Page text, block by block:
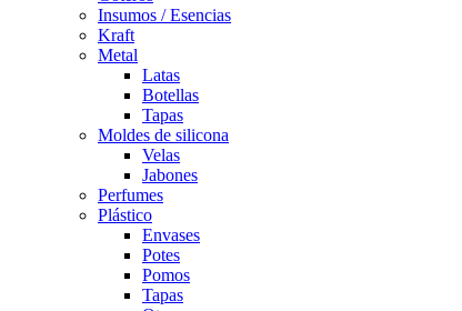
Insumos / Esencias
Kraft
Metal
Latas
Botellas
Tapas
Moldes de silicona
Velas
Jabones
Perfumes
Plástico
Envases
Potes
Pomos
Tapas